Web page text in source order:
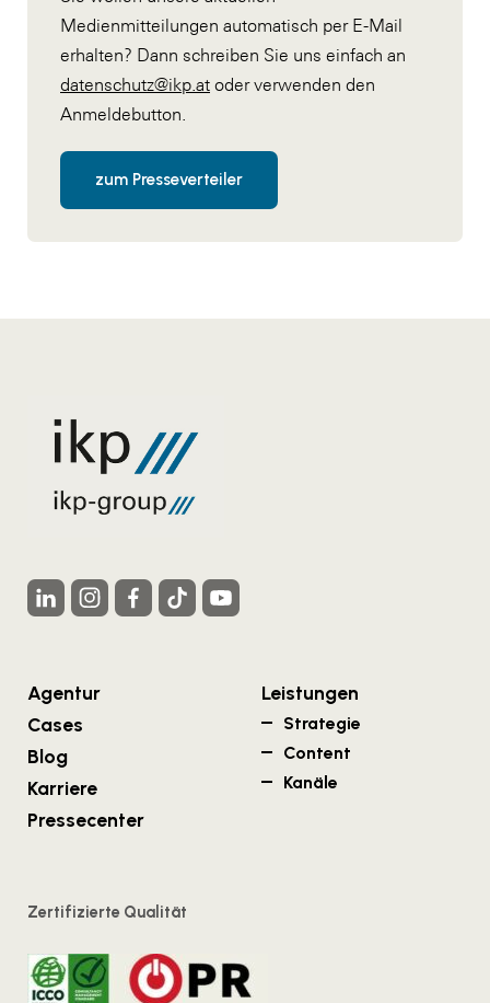
Medienmitteilungen automatisch per E-Mail
erhalten? Dann schreiben Sie uns einfach an
datenschutz@ikp.at oder verwenden den
Anmeldebutton.
zum Presseverteiler
Agentur
Cases
Blog
Karriere
Pressecenter
Leistungen
Strategie
Content
Kanäle
Zertifizierte Qualität